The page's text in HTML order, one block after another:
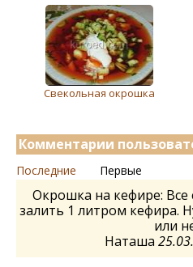
Cвекольная окрошка
Комментарии
Последние Первые
Окрошка на кефире:
залить 1 литром кефира.
или
Наташа